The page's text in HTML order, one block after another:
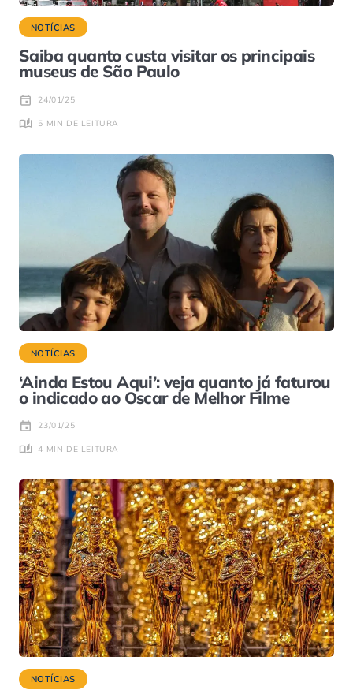
NOTÍCIAS
Saiba quanto custa visitar os principais
museus de São Paulo
24/01/25
5 MIN DE LEITURA
NOTÍCIAS
‘Ainda Estou Aqui’: veja quanto já faturou
o indicado ao Oscar de Melhor Filme
23/01/25
4 MIN DE LEITURA
NOTÍCIAS